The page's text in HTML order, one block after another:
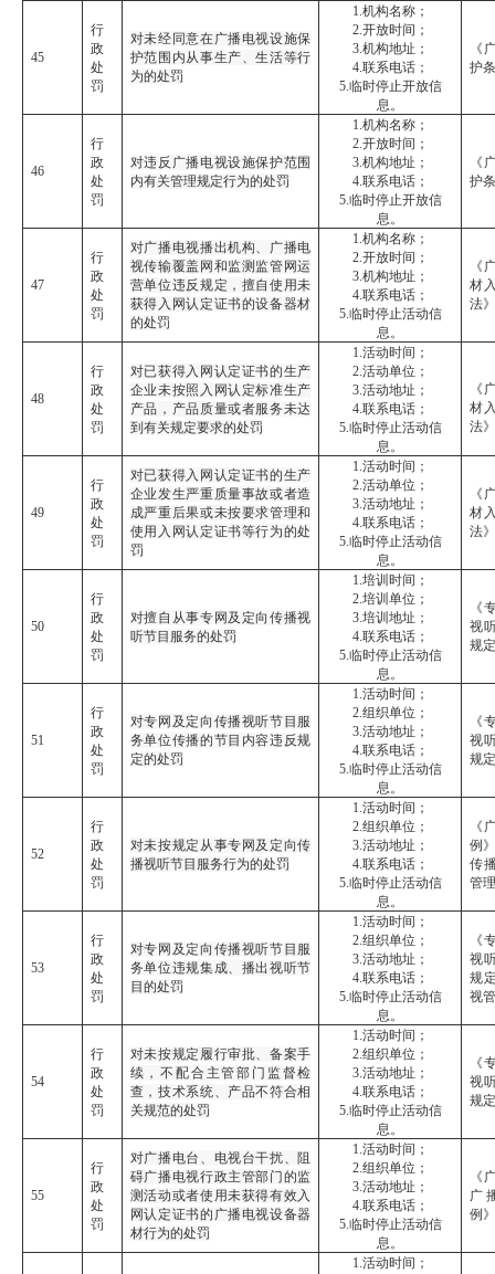
45
行
政
处
罚
对未经同意在广播电视设施保
护范围内从事生产、生活等行
为的处罚
1.机构名称；
2.开放时间；
3.机构地址；
4.联系电话；
5.临时停止开放信
息。
《
护
46
行
政
处
罚
对违反广播电视设施保护范围
内有关管理规定行为的处罚
1.机构名称；
2.开放时间；
3.机构地址；
4.联系电话；
5.临时停止开放信
息。
《
护
47
行
政
处
罚
对广播电视播出机构、广播电
视传输覆盖网和监测监管网运
营单位违反规定，擅自使用未
获得入网认定证书的设备器材
的处罚
1.机构名称；
2.开放时间；
3.机构地址；
4.联系电话；
5.临时停止活动信
息。
《
材
法》
48
行
政
处
罚
对已获得入网认定证书的生产
企业未按照入网认定标准生产
产品，产品质量或者服务未达
到有关规定要求的处罚
1.活动时间；
2.活动单位；
3.活动地址；
4.联系电话；
5.临时停止活动信
息。
《
材
法》
49
行
政
处
罚
对已获得入网认定证书的生产
企业发生严重质量事故或者造
成严重后果或未按要求管理和
使用入网认定证书等行为的处
罚
1.活动时间；
2.活动单位；
3.活动地址；
4.联系电话；
5.临时停止活动信
息。
《
材
法》
50
行
政
处
罚
对擅自从事专网及定向传播视
听节目服务的处罚
1.培训时间；
2.培训单位；
3.培训地址；
4.联系电话；
5.临时停止活动信
息。
《
视
规
51
行
政
处
罚
对专网及定向传播视听节目服
务单位传播的节目内容违反规
定的处罚
1.活动时间；
2.组织单位；
3.活动地址；
4.联系电话；
5.临时停止活动信
息。
《
视
规
52
行
政
处
罚
对未按规定从事专网及定向传
播视听节目服务行为的处罚
1.活动时间；
2.组织单位；
3.活动地址；
4.联系电话；
5.临时停止活动信
息。
《
例
传
管
53
行
政
处
罚
对专网及定向传播视听节目服
务单位违规集成、播出视听节
目的处罚
1.活动时间；
2.组织单位；
3.活动地址；
4.联系电话；
5.临时停止活动信
息。
《
视
规
视
54
行
政
处
罚
对未按规定履行审批、备案手
续，不配合主管部门监督检
查，技术系统、产品不符合相
关规范的处罚
1.活动时间；
2.组织单位；
3.活动地址；
4.联系电话；
5.临时停止活动信
息。
《
视
规
55
行
政
处
罚
对广播电台、电视台干扰、阻
碍广播电视行政主管部门的监
测活动或者使用未获得有效入
网认定证书的广播电视设备器
材行为的处罚
1.活动时间；
2.组织单位；
3.活动地址；
4.联系电话；
5.临时停止活动信
息。
《
广
例》
1.活动时间；